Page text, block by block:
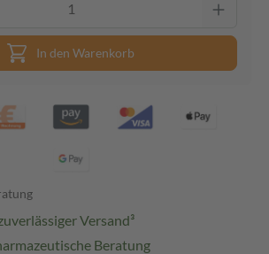
In den Warenkorb
Versand³
Beratung